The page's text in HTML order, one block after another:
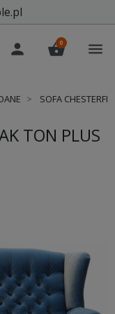
person shopping_basket
0 menu
SOFA
TON PLUS